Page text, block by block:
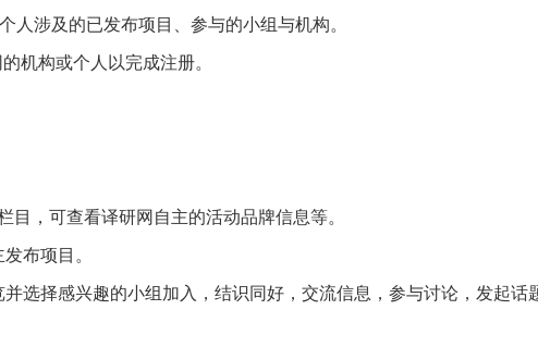
人涉及的已发布项目、参与的小组与机构。
机构或个人以完成注册。
目，可查看译研网自主的活动品牌信息等。
布项目。
选择感兴趣的小组加入，结识同好，交流信息，参与讨论，发起